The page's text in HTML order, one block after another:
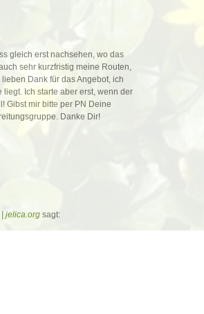
gleich erst nachsehen, wo das
sehr kurzfristig meine Routen,
Dank für das Angebot, ich
Ich starte aber erst, wenn der
Gibst mir bitte per PN Deine
Danke Dir!
jelica.org sagt: